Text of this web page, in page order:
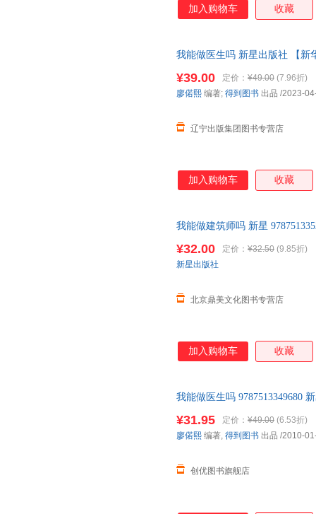
加入购物车 收藏
我能做医生吗 新星出版社 【新
¥39.00 定价： ¥49.00 (7.96折)
辽宁出版集团图书专营店
廖偌熙 编著; 得到图书 出品 /2023-
加入购物车 收藏
我能做建筑师吗 新星
¥32.00 定价： ¥32.50 (9.85折)
北京鼎美文化图书专营店
新星出版社
加入购物车 收藏
我能做医生吗 9787513349680
¥31.95 定价： ¥49.00 (6.53折)
创优图书旗舰店
廖偌熙 编著, 得到图书 出品 /2010-